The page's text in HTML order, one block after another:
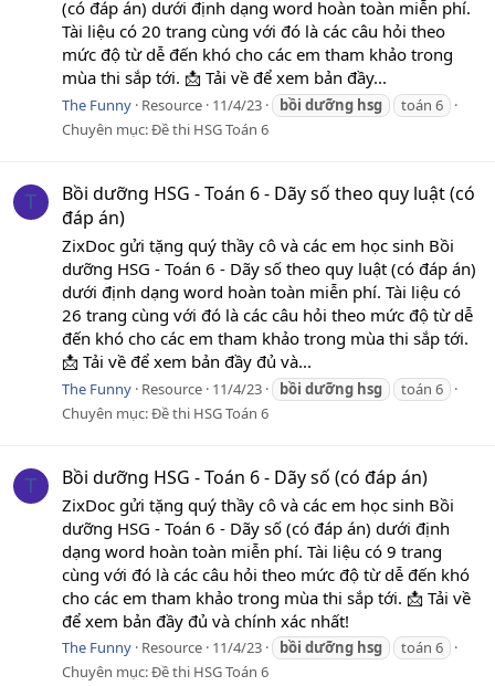
(có đáp án) dưới định dạng word hoàn toàn miễn phí.
Tài liệu có 20 trang cùng với đó là các câu hỏi theo
mức độ từ dễ đến khó cho các em tham khảo trong
mùa thi sắp tới. 📩 Tải về để xem bản đầy...
The Funny Resource 11/4/23 bồi dưỡng hsg
toán 6
Chuyên mục:Đề thi HSG Toán 6
T
Bồi dưỡng HSG - Toán 6 - Dãy số theo quy luật (có
đáp án)
ZixDoc gửi tặng quý thầy cô và các em học sinh Bồi
dưỡng HSG - Toán 6 - Dãy số theo quy luật (có đáp án)
dưới định dạng word hoàn toàn miễn phí. Tài liệu có
26 trang cùng với đó là các câu hỏi theo mức độ từ dễ
đến khó cho các em tham khảo trong mùa thi sắp tới.
📩 Tải về để xem bản đầy đủ và...
The Funny Resource 11/4/23 bồi dưỡng hsg
toán 6
Chuyên mục:Đề thi HSG Toán 6
T Bồi dưỡng HSG - Toán 6 - Dãy số (có đáp án)
ZixDoc gửi tặng quý thầy cô và các em học sinh Bồi
dưỡng HSG - Toán 6 - Dãy số (có đáp án) dưới định
dạng word hoàn toàn miễn phí. Tài liệu có 9 trang
cùng với đó là các câu hỏi theo mức độ từ dễ đến khó
cho các em tham khảo trong mùa thi sắp tới. 📩 Tải về
để xem bản đầy đủ và chính xác nhất!
The Funny Resource 11/4/23 bồi dưỡng hsg
toán 6
Chuyên mục:Đề thi HSG Toán 6